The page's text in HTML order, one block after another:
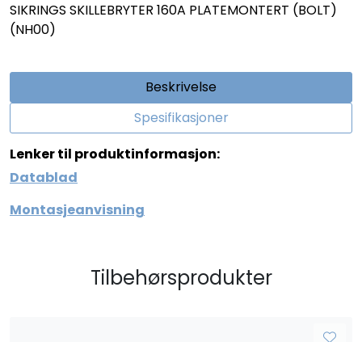
SIKRINGS SKILLEBRYTER 160A PLATEMONTERT (BOLT)
(NH00)
Beskrivelse
Spesifikasjoner
Lenker til produktinformasjon:
Datablad
Montasjeanvisning
Tilbehørsprodukter